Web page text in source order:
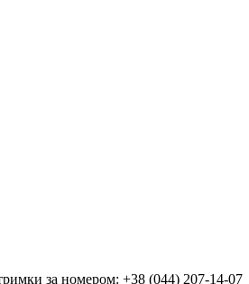
за номером: +38 (044) 207-14-07